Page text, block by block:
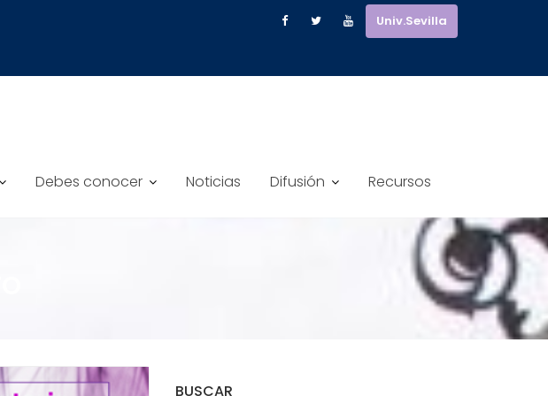
Univ.Sevilla
Debes conocer Noticias Difusión Recursos
BUSCAR